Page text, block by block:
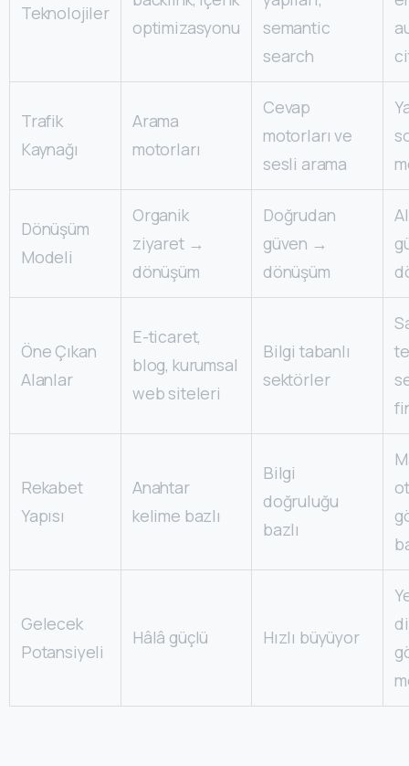
Teknolojiler
optimizasyonu
semantic
search
Trafik
Kaynağı
Arama
motorları
Cevap
motorları ve
sesli arama
Dönüşüm
Modeli
Organik
ziyaret →
dönüşüm
Doğrudan
güven →
dönüşüm
Öne Çıkan
Alanlar
E-ticaret,
blog, kurumsal
web siteleri
Bilgi tabanlı
sektörler
Rekabet
Yapısı
Anahtar
kelime bazlı
Bilgi
doğruluğu
bazlı
Gelecek
Potansiyeli
Hâlâ güçlü Hızlı büyüyor